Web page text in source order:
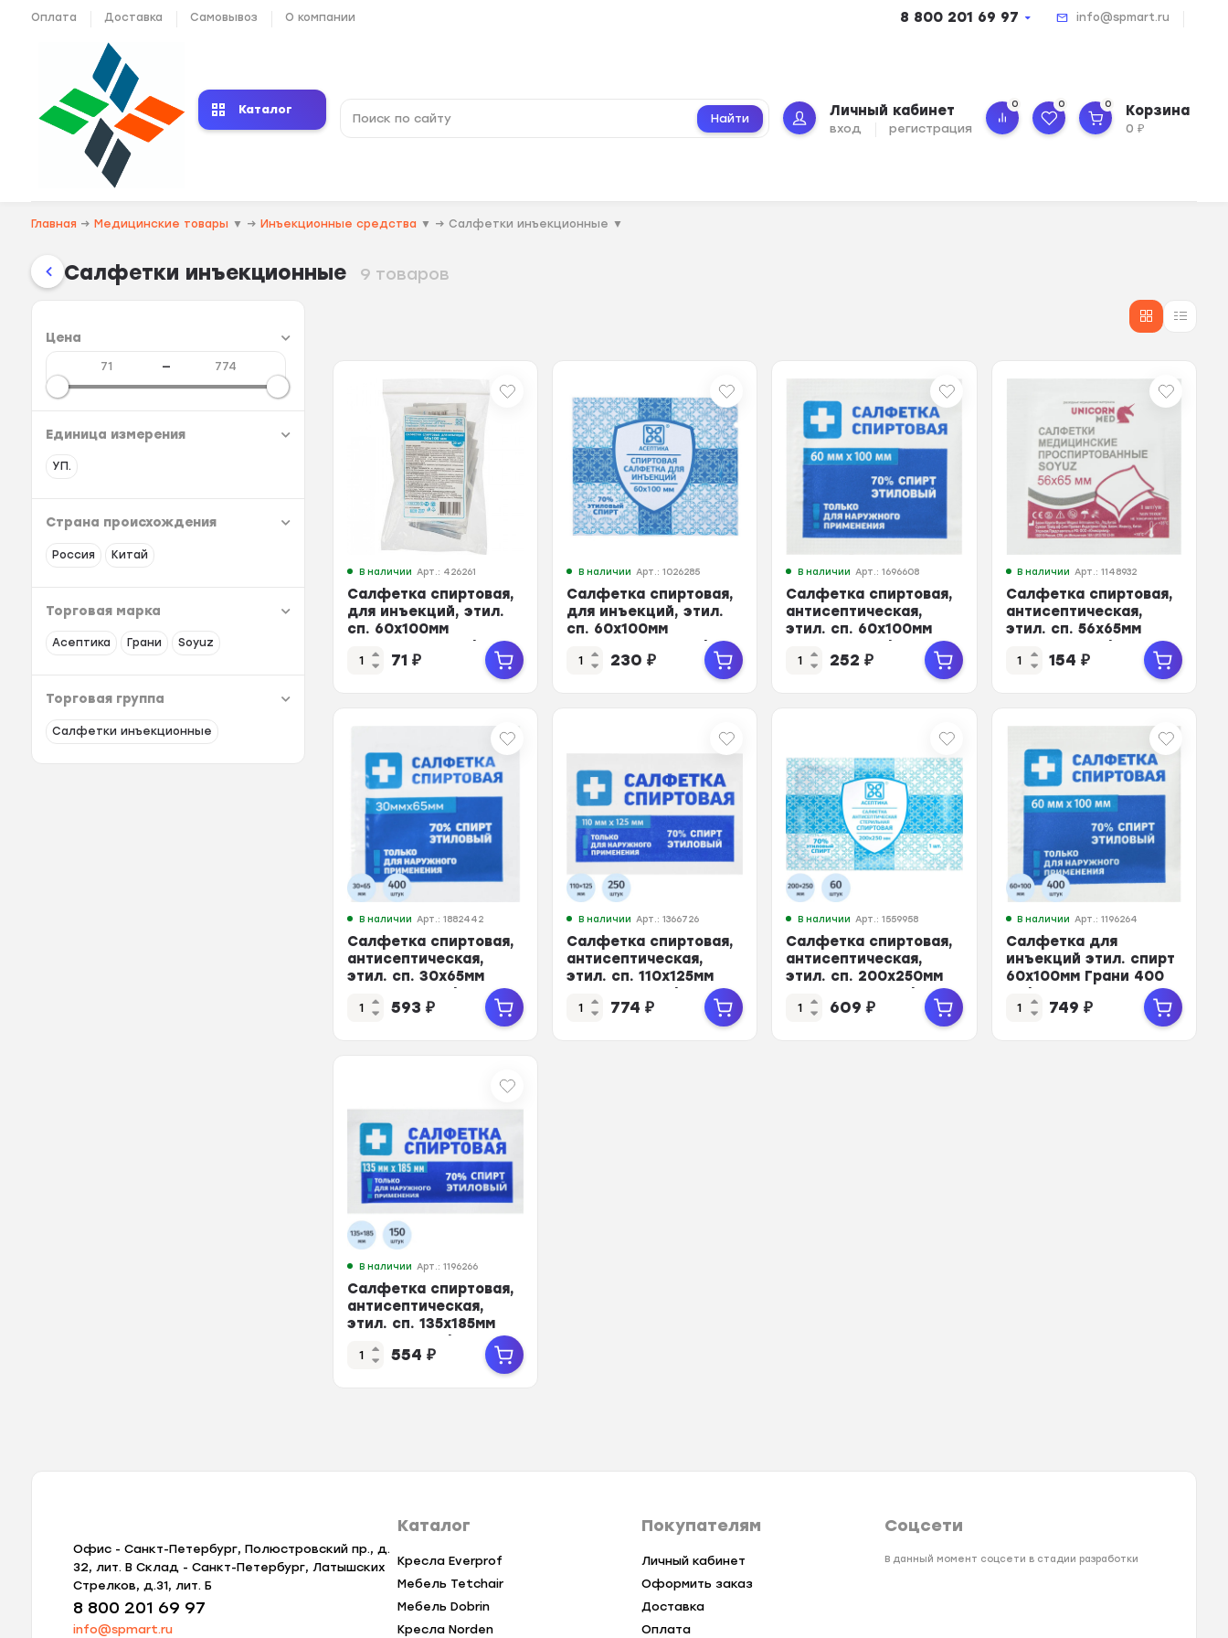
Оплата Доставка Самовывоз О компании 8 800 201 69 97 info@spmart.ru
Каталог
Найти Личный кабинет
вход регистрация
0 0 0 Корзина
0₽
Главная → Медицинские товары ▼ → Инъекционные средства ▼ → Салфетки инъекционные ▼
Салфетки инъекционные 9 товаров
Цена
—
Единица измерения
УП.
Страна происхождения
Россия Китай
Торговая марка
Асептика Грани Soyuz
Торговая группа
Салфетки инъекционные
В наличии Арт.: 426261
Салфетка спиртовая,
для инъекций, этил.
сп. 60х100мм
АСЕПТИКА 20шт/уп
71 ₽
В наличии Арт.: 1026285
Салфетка спиртовая,
для инъекций, этил.
сп. 60х100мм
АСЕПТИКА 100 шт/уп
230 ₽
В наличии Арт.: 1696608
Салфетка спиртовая,
антисептическая,
этил. сп. 60х100мм
252 ₽
В наличии Арт.: 1148932
Салфетка спиртовая,
антисептическая,
этил. сп. 56х65мм
154₽
В наличии Арт.: 1882442
Салфетка спиртовая,
антисептическая,
этил. сп. 30х65мм
593 ₽
В наличии Арт.: 1366726
Салфетка спиртовая,
антисептическая,
этил. сп. 110х125мм
774 ₽
В наличии Арт.: 1559958
Салфетка спиртовая,
антисептическая,
этил. сп. 200х250мм
АСЕПТИКА 60шт/уп
609 ₽
В наличии Арт.: 1196264
Салфетка для
инъекций этил. cпирт
60х100мм Грани 400
749₽
В наличии Арт.: 1196266
Салфетка спиртовая,
антисептическая,
этил. сп. 135х185мм
554 ₽
Офис - Санкт-Петербург, Полюстровский пр., д.
32, лит. В Склад - Санкт-Петербург, Латышских
Стрелков, д.31, лит. Б
8 800 201 69 97
info@spmart.ru
Каталог
Кресла Everprof
Мебель Tetchair
Мебель Dobrin
Кресла Norden
Покупателям
Личный кабинет
Оформить заказ
Доставка
Оплата
Соцсети
В данный момент соцсети в стадии разработки